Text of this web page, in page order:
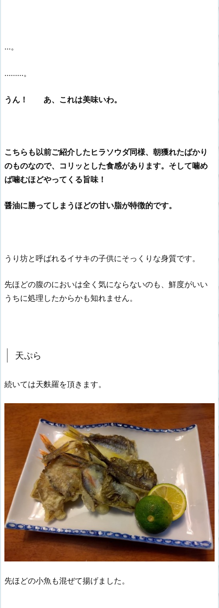
…。
………。
うん！ あ、これは美味いわ。
こちらも以前ご紹介したヒラソウダ同様、朝獲れたばかり
のものなので、コリッとした食感があります。 そして噛め
ば噛むほどやってくる旨味！
醤油に勝ってしまうほどの甘い脂が特徴的です。
うり坊と呼ばれるイサキの子供にそっくりな身質です。
先ほどの腹のにおいは全く気にならないのも、鮮度がいい
うちに処理したからかも知れません。
天ぷら
続いては天麩羅を頂きます。
先ほどの小魚も混ぜて揚げました。